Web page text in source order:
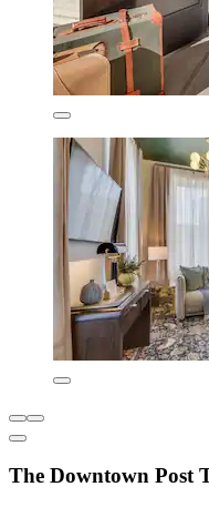
The Downtown Post